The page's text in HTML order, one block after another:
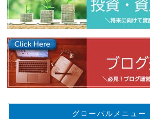
グローバルメニュー